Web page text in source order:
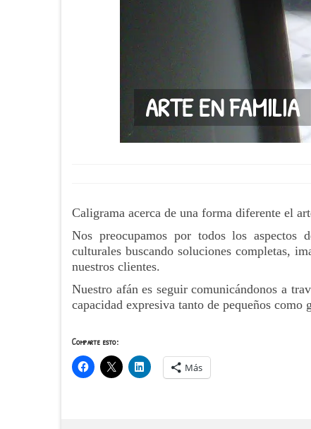
ARTE EN FAMILIA
Caligrama acerca de una forma diferente el
Nos preocupamos por todos los aspectos
culturales buscando soluciones completas,
nuestros clientes.
Nuestro afán es seguir comunicándonos a
capacidad expresiva tanto de pequeños como
Comparte esto:
Más